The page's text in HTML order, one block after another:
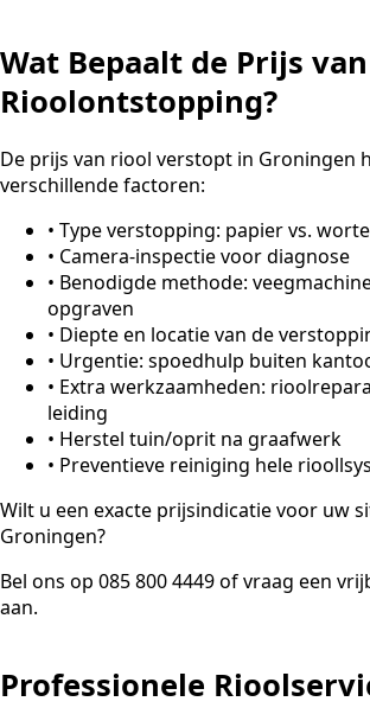
Wat Bepaalt de Prijs van
Rioolontstopping?
De prijs van riool verstopt in Groningen
verschillende factoren:
• Type verstopping: papier vs.
• Camera-inspectie voor diagnose
• Benodigde methode:
opgraven
• Diepte en locatie van de
• Urgentie: spoedhulp buiten
• Extra werkzaamheden:
leiding
• Herstel tuin/oprit na graafwerk
• Preventieve reiniging hele
Wilt u een exacte prijsindicatie voor uw
Groningen?
Bel ons op 085 800 4449 of vraag een
aan.
Professionele